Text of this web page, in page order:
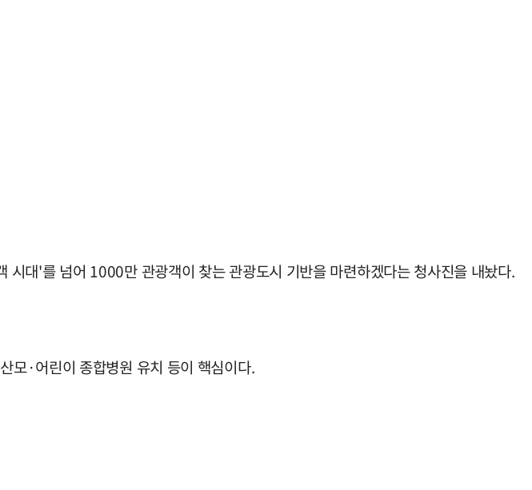
대'를 넘어 1000만 관광객이 찾는 관광도시 기반을 마련하겠다는 청사진을 내놨다.
모·어린이 종합병원 유치 등이 핵심이다.